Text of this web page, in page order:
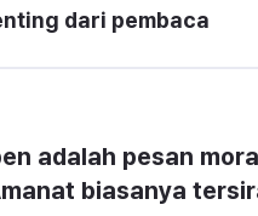
dari pembaca
adalah pesan
biasanya